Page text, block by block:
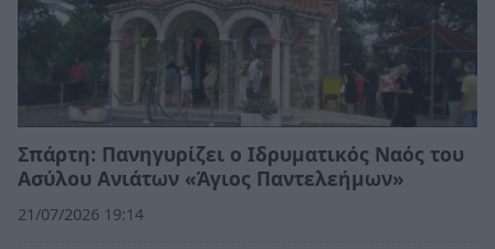
Σπάρτη: Πανηγυρίζει ο Ιδρυματικός Ναός του
Ασύλου Ανιάτων «Άγιος Παντελεήμων»
21/07/2026 19:14